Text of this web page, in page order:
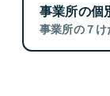
事業所の個
事業所の７け